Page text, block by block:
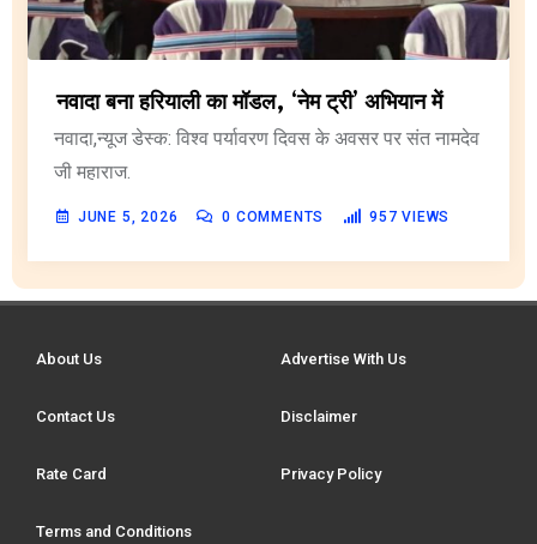
नवादा बना हरियाली का मॉडल, ‘नेम ट्री’ अभियान में
नवादा,न्यूज डेस्क: विश्व पर्यावरण दिवस के अवसर पर संत नामदेव
जी महाराज.
JUNE 5, 2026 0 COMMENTS 957 VIEWS
About Us Advertise With Us
Contact Us Disclaimer
Rate Card Privacy Policy
Terms and Conditions